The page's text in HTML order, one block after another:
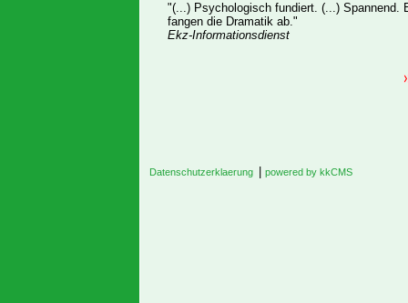
"(...) Psychologisch fundiert. (...) Spannend.
fangen die Dramatik ab."
Ekz-Informationsdienst
Datenschutzerklaerung powered by kkCMS